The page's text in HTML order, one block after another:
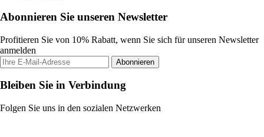
Abonnieren Sie unseren Newsletter
Profitieren Sie von 10% Rabatt, wenn Sie sich für unseren Newsletter
anmelden
Abonnieren
Bleiben Sie in Verbindung
Folgen Sie uns in den sozialen Netzwerken